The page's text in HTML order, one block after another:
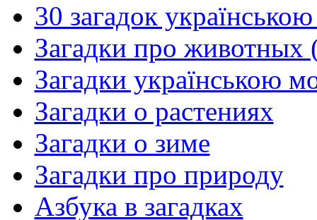
30 загадок
Загадки про животных
Загадки українською
Загадки о растениях
Загадки о зиме
Загадки про природу
Азбука в загадках